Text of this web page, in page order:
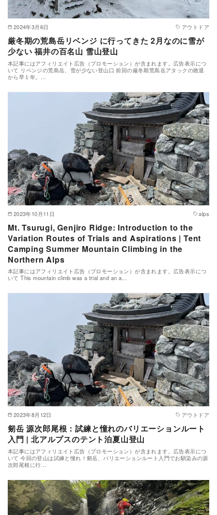
2024年3月6日 アウトドア
厳冬期の荒島岳リベンジ に行ってきた 2月なのに雪が
少ない 福井の百名山 雪山登山
本記事にはアフィリエイト広告（プロモーション）が含まれます。広告表示につ
いて リベンジの荒島岳、雪が少ない登山口 前回の厳冬期荒島岳アタックの敗退
から早１年。…
2023年10月11日 alps
Mt. Tsurugi, Genjiro Ridge: Introduction to the
Variation Routes of Trials and Aspirations | Tent
Camping Summer Mountain Climbing in the
Northern Alps
本記事にはアフィリエイト広告（プロモーション）が含まれます。広告表示につ
いて This mountain climb was a trial and an a…
2023年8月12日 アウトドア
剱岳 源次郎尾根：試練と憧れのバリエーションルート
入門 | 北アルプスのテント泊夏山登山
本記事にはアフィリエイト広告（プロモーション）が含まれます。広告表示につ
いて 今回の登山は試練と憧れ！剱岳、バリエーションルート入門でお馴染みの源
次郎尾根に行…